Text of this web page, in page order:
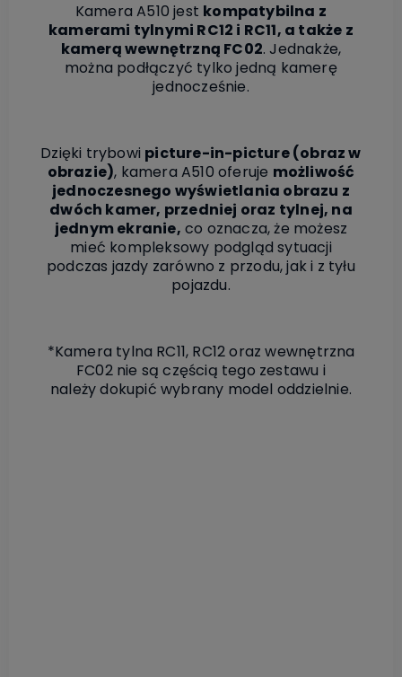
Kamera A510 jest kompatybilna z
kamerami tylnymi RC12 i RC11, a także z
kamerą wewnętrzną FC02. Jednakże,
można podłączyć tylko jedną kamerę
jednocześnie.
Dzięki trybowi picture-in-picture (obraz w
obrazie), kamera A510 oferuje możliwość
jednoczesnego wyświetlania obrazu z
dwóch kamer, przedniej oraz tylnej, na
jednym ekranie, co oznacza, że możesz
mieć kompleksowy podgląd sytuacji
podczas jazdy zarówno z przodu, jak i z tyłu
pojazdu.
*Kamera tylna RC11, RC12 oraz wewnętrzna
FC02 nie są częścią tego zestawu i
należy dokupić wybrany model oddzielnie.